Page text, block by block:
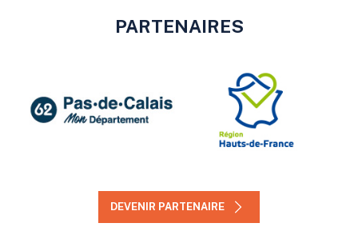
PARTENAIRES
DEVENIR PARTENAIRE